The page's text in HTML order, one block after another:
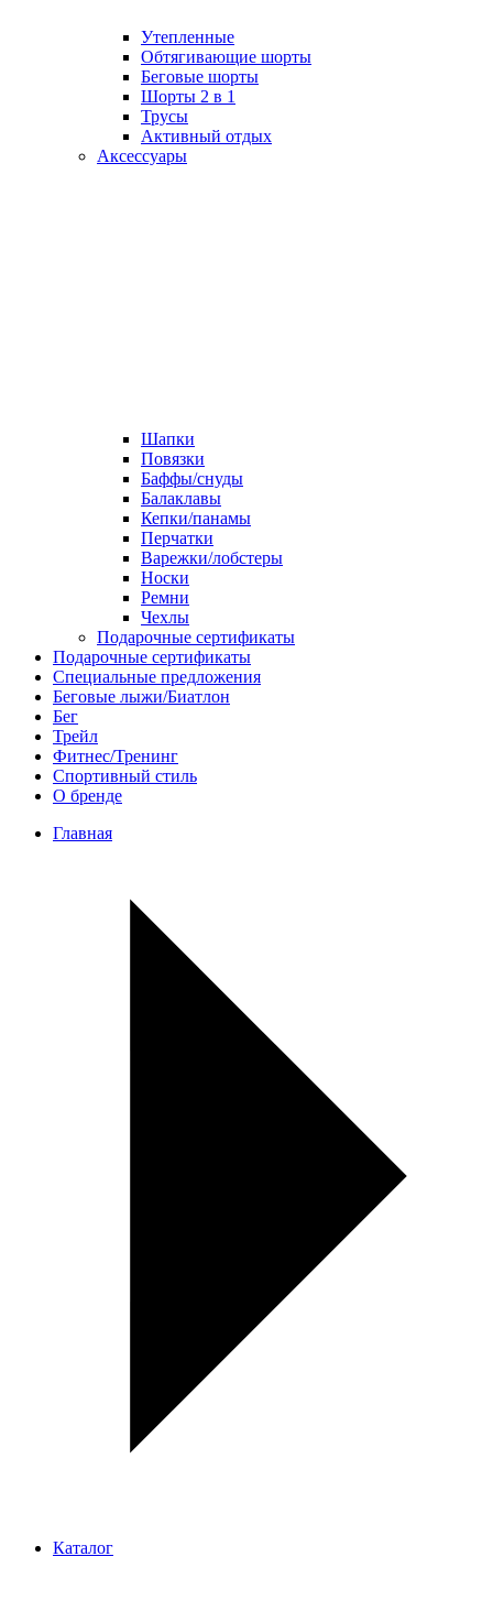
Утепленные
Обтягивающие шорты
Беговые шорты
Шорты 2 в 1
Трусы
Активный отдых
Аксессуары
Шапки
Повязки
Баффы/снуды
Балаклавы
Кепки/панамы
Перчатки
Варежки/лобстеры
Носки
Ремни
Чехлы
Подарочные сертификаты
Подарочные сертификаты
Специальные предложения
Беговые лыжи/Биатлон
Бег
Трейл
Фитнес/Тренинг
Спортивный стиль
О бренде
Главная
Каталог